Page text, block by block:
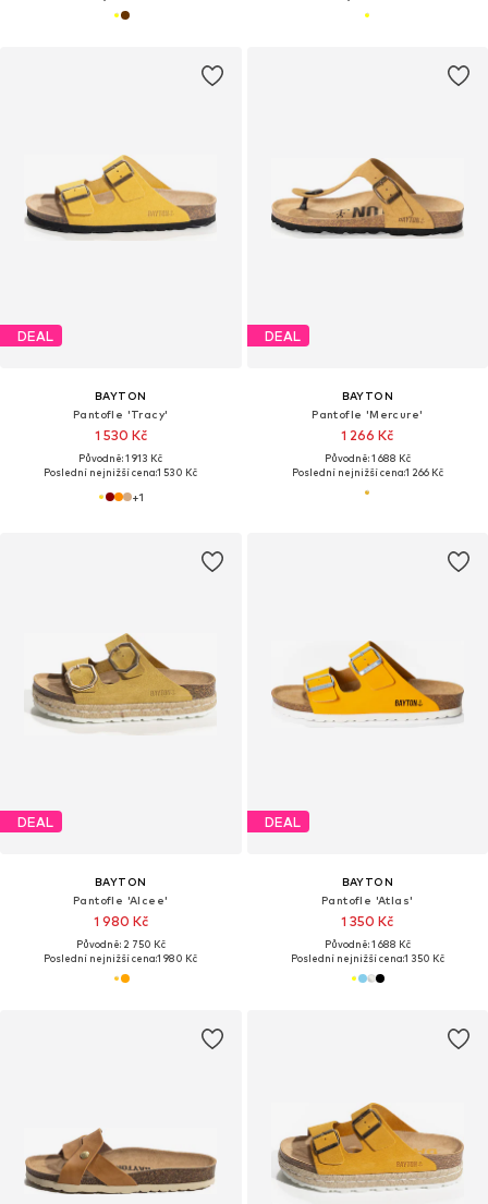
DEAL
BAYTON
Pantofle 'Tracy'
1 530 Kč
Původně: 1 913 Kč
Poslední nejnižší cena:1 530 Kč
+1
DEAL
BAYTON
Pantofle 'Mercure'
1 266 Kč
Původně: 1 688 Kč
Poslední nejnižší cena:1 266 Kč
DEAL
BAYTON
Pantofle 'Alcee'
1 980 Kč
Původně: 2 750 Kč
Poslední nejnižší cena:1 980 Kč
DEAL
BAYTON
Pantofle 'Atlas'
1 350 Kč
Původně: 1 688 Kč
Poslední nejnižší cena:1 350 Kč